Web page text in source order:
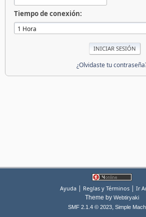
Tiempo de conexión:
¿Olvidaste tu
Ayuda | Reglas y Términos | Ir
Theme by Webtiryaki
SMF 2.1.4 © 2023, Simple